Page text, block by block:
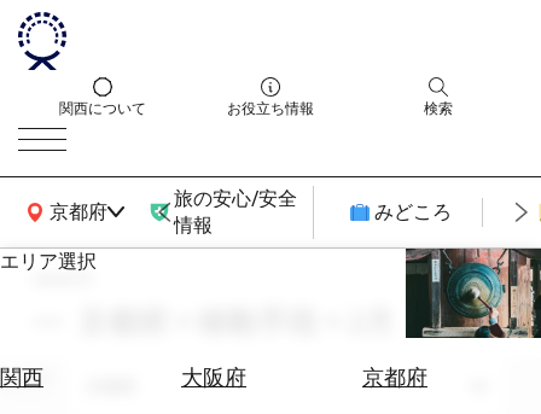
関西について お役立ち情報 検索
京都府
関西広域MAP
旅の安心/安全
情報
みどころ
エリア選択
関西 大阪府
京都府
エ
search
エリア